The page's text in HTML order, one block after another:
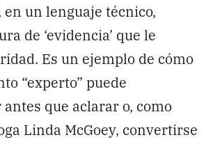
en un lenguaje técnico,
de ‘evidencia’ que le
Es un ejemplo de cómo
“experto” puede
que aclarar o, como
Linda McGoey, convertirse